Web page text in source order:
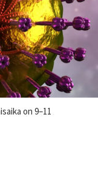
on 9–11